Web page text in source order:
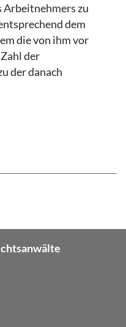
Arbeitnehmers zu
dem
die von ihm vor
der
der danach